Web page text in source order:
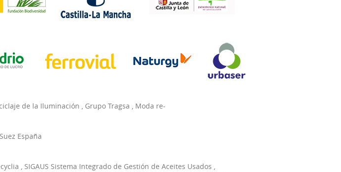
de la Iluminación Grupo Tragsa Moda re-
Suez España
SIGAUS Sistema Integrado de Gestión de Aceites Usados